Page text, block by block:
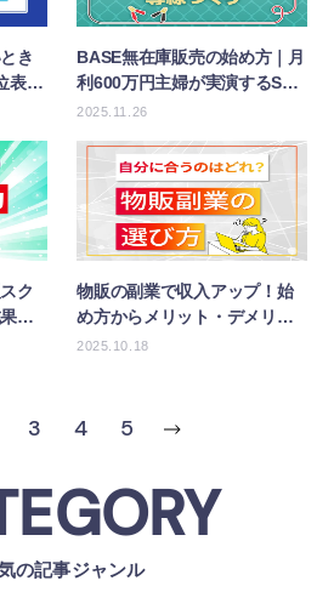
き
表示
BASE無在庫販売の始め方｜月
利600万円主婦が実演するSNS
で爆売れさせる秘訣
2025.11.26
ク
直
物販の副業で収入アップ！始
め方からメリット・デメリッ
ト、注意点まで網羅
2025.10.18
3 4 5
の記事ジャンル